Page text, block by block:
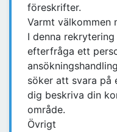
föreskrifter.
Varmt välkommen
I denna
efterfråga ett
söker att svara på
dig beskriva din
område.
Övrigt